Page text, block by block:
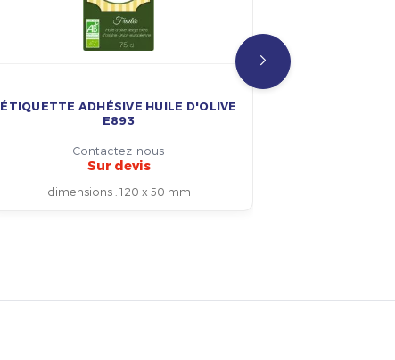
ÉTIQUETTE ADHÉSIVE HUILE D'OLIVE
E893
Contactez-nous
Sur devis
dimensions: 120 x 50 mm